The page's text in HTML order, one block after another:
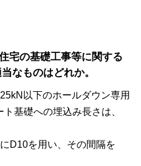
宅の基礎工事等に関する
なものはどれか。
以下のホールダウン専用
基礎への埋込み長さは、
D10を用い、その間隔を